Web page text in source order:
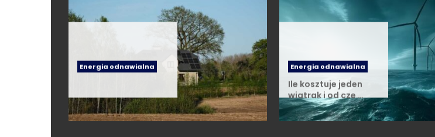
Energia odnawialna Energia odnawialna
Ile kosztuje jeden
wiatrak i od cze …